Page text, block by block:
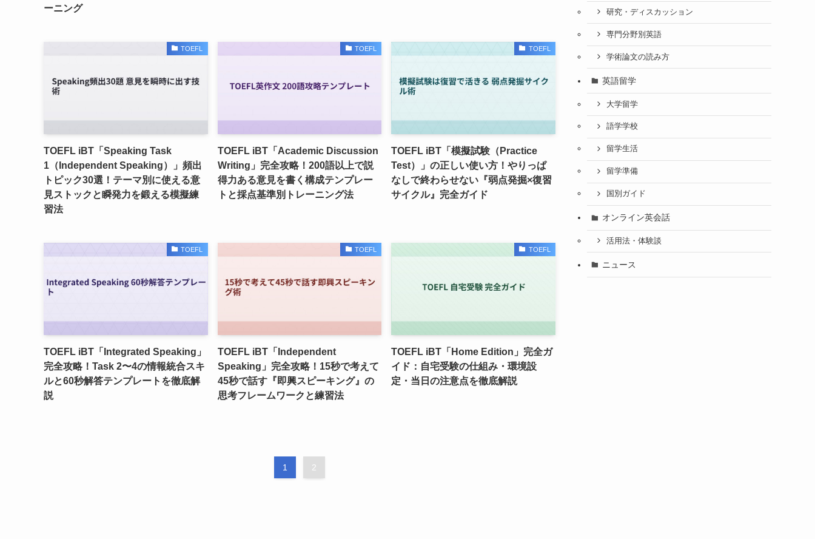
ーニング
TOEFL
TOEFL iBT「Speaking Task
1（Independent Speaking）」頻出
トピック30選！テーマ別に使える意
見ストックと瞬発力を鍛える模擬練
習法
TOEFL
TOEFL iBT「Academic Discussion
Writing」完全攻略！200語以上で説
得力ある意見を書く構成テンプレー
トと採点基準別トレーニング法
TOEFL
TOEFL iBT「模擬試験（Practice
Test）」の正しい使い方！やりっぱ
なしで終わらせない『弱点発掘×復習
サイクル』完全ガイド
TOEFL
TOEFL iBT「Integrated Speaking」
完全攻略！Task 2〜4の情報統合スキ
ルと60秒解答テンプレートを徹底解
説
TOEFL
TOEFL iBT「Independent
Speaking」完全攻略！15秒で考えて
45秒で話す『即興スピーキング』の
思考フレームワークと練習法
TOEFL
TOEFL iBT「Home Edition」完全ガ
イド：自宅受験の仕組み・環境設
定・当日の注意点を徹底解説
1 2
研究・ディスカッション
専門分野別英語
学術論文の読み方
英語留学
大学留学
語学学校
留学生活
留学準備
国別ガイド
オンライン英会話
活用法・体験談
ニュース